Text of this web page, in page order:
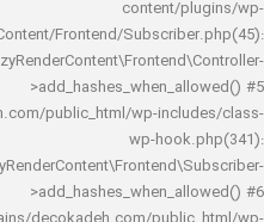
Frontend/
public_html/wp-
wp-